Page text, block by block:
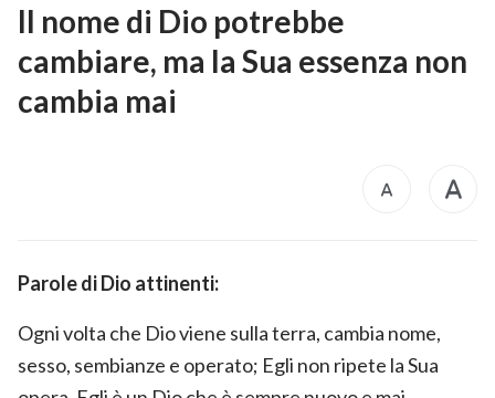
Il nome di Dio potrebbe
cambiare, ma la Sua essenza non
cambia mai
Parole di Dio attinenti:
Ogni volta che Dio viene sulla terra, cambia nome,
sesso, sembianze e operato; Egli non ripete la Sua